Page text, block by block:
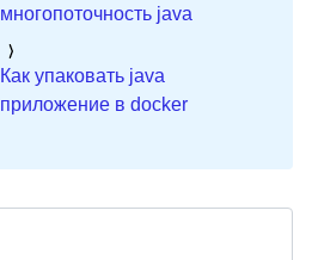
многопоточность java
Как упаковать java
приложение в docker